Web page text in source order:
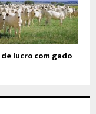
lucro com gado